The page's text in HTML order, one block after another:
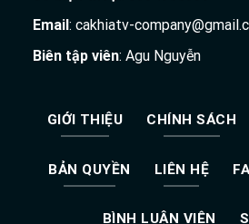
Email: cakhiatv-
Biên tập viên: Agu Nguyễn
GIỚI THIỆU CHÍNH SÁCH
BẢN QUYỀN LIÊN HỆ
BÌNH LUẬN VIÊN